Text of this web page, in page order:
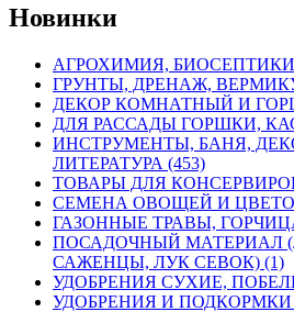
Новинки
АГРОХИМИЯ,
ГРУНТЫ, ДРЕНАЖ,
ДЕКОР КОМНАТНЫЙ И
ДЛЯ РАССАДЫ ГОРШКИ,
ИНСТРУМЕНТЫ, БАНЯ,
ЛИТЕРАТУРА (453)
ТОВАРЫ ДЛЯ
СЕМЕНА ОВОЩЕЙ И
ГАЗОННЫЕ ТРАВЫ,
ПОСАДОЧНЫЙ МАТЕРИАЛ
САЖЕНЦЫ, ЛУК СЕВОК) (1)
УДОБРЕНИЯ СУХИЕ,
УДОБРЕНИЯ И ПОДКОРМКИ